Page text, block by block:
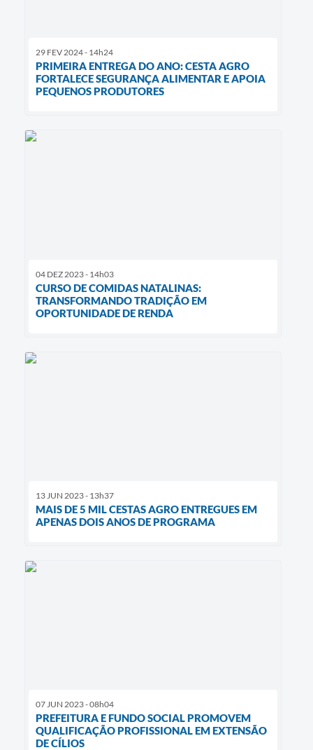
29 FEV 2024 - 14h24
PRIMEIRA ENTREGA DO ANO: CESTA AGRO
FORTALECE SEGURANÇA ALIMENTAR E APOIA
PEQUENOS PRODUTORES
04 DEZ 2023 - 14h03
CURSO DE COMIDAS NATALINAS:
TRANSFORMANDO TRADIÇÃO EM
OPORTUNIDADE DE RENDA
13 JUN 2023 - 13h37
MAIS DE 5 MIL CESTAS AGRO ENTREGUES EM
APENAS DOIS ANOS DE PROGRAMA
07 JUN 2023 - 08h04
PREFEITURA E FUNDO SOCIAL PROMOVEM
QUALIFICAÇÃO PROFISSIONAL EM EXTENSÃO
DE CÍLIOS